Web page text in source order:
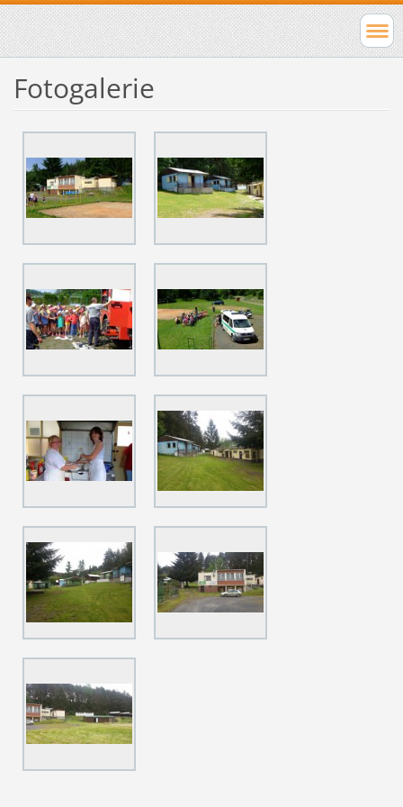
Fotogalerie